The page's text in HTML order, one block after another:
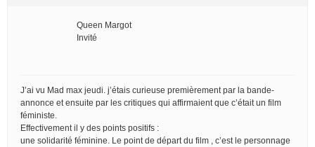
Queen Margot
Invité
J’ai vu Mad max jeudi. j’étais curieuse premièrement par la bande-
annonce et ensuite par les critiques qui affirmaient que c’était un film
féministe.
Effectivement il y des points positifs :
une solidarité féminine. Le point de départ du film , c’est le personnage